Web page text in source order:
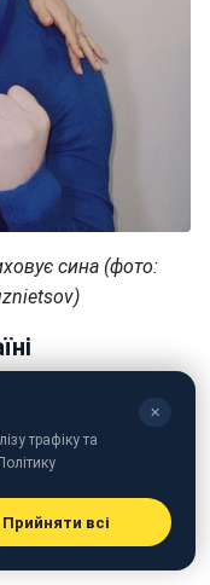
сина (фото:
заявивши,
фонд Help
про війну у своїх
✕
трафіку та
Прийняти всі